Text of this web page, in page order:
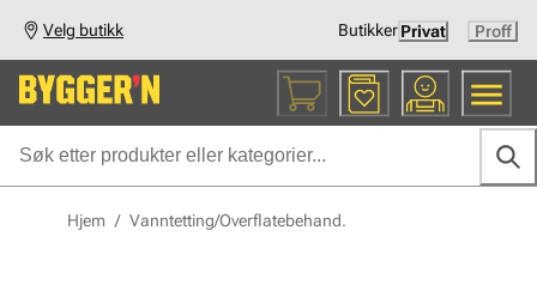
Velg butikk ButikkerPrivat Proff
Hjem / Vanntetting/Overflatebehand.